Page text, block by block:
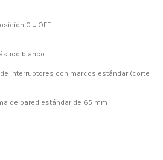
0 = OFF
blanco
interruptores con marcos estándar (corte
de pared estándar de 65 mm